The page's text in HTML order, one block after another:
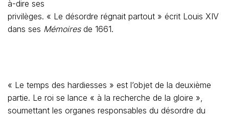
à-dire ses
privilèges. « Le désordre régnait partout » écrit Louis XIV
dans ses Mémoiresde 1661.
« Le temps des hardiesses » est l’objet de la deuxième
partie. Le roi se lance « à la recherche de la gloire »,
soumettant les organes responsables du désordre du